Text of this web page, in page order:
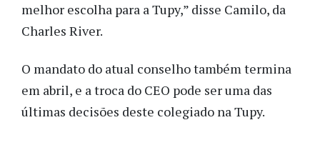
melhor escolha para a Tupy,” disse Camilo, da
Charles River.
O mandato do atual conselho também termina
em abril, e a troca do CEO pode ser uma das
últimas decisões deste colegiado na Tupy.